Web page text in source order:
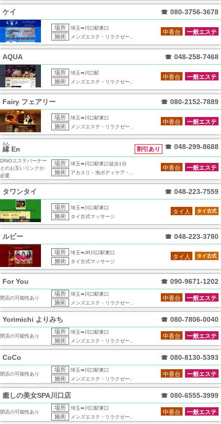
ケイ ☎ 080-3756-3678
場所 埼玉➠川口駅東口
施術 メンズエステ・リラクゼー..
一般エステ
中香台
AQUA ☎ 048-258-7468
場所 埼玉➠川口駅
施術 メンズエステ・リラクゼー..
一般エステ
中香台
Fairy フェアリー ☎ 080-2152-7889
場所 埼玉➠川口駅東口
施術 メンズエステ・リラクゼー..
一般エステ
中香台
縁
えん
En ☎ 048-299-8688
割引あり
DINOエステバーナー
とのお互いリンクが
必要
場所 埼玉➠川口駅東口徒歩1分
施術 アカスリ・泡ボディケア・..
一般エステ
中香台
タワンタイ ☎ 048-223-7559
場所 埼玉➠川口駅東口
施術 タイ古式マッサージ
タイ古式
タイ人
ルビー ☎ 048-223-3780
場所 埼玉➠JR川口駅東口
施術 タイ古式マッサージ
タイ古式
タイ人
For You ☎ 090-9671-1202
閉店の可能性あり
場所 埼玉➠川口駅東口
施術 メンズエステ・リラクゼー..
一般エステ
中香台
Yorimichi よりみち ☎ 080-7806-0040
閉店の可能性あり
場所 埼玉➠川口駅東口
施術 メンズエステ・リラクゼー..
一般エステ
中香台
CoCo ☎ 080-8130-5393
閉店の可能性あり
場所 埼玉➠川口駅東口
施術 メンズエステ・リラクゼー..
一般エステ
中香台
癒しの美女SPA川口店 ☎ 080-6555-3999
閉店の可能性あり
場所 埼玉➠川口駅東口
施術 メンズエステ・リラクゼー..
一般エステ
中香台